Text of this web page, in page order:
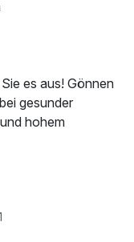
es aus! Gönnen
gesunder
hohem
Nutzung
W-